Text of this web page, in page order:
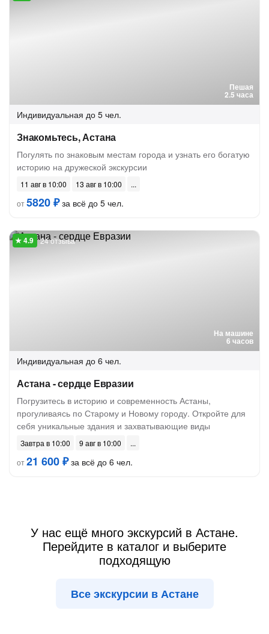
Пешая
2.5 часа
Индивидуальная до 5 чел.
Знакомьтесь, Астана
Погулять по знаковым местам города и узнать его богатую
историю на дружеской экскурсии
11 авг в 10:00
13 авг в 10:00
от5820 ₽за всё до 5 чел.
На машине
6 часов
24 отзыва
Индивидуальная до 6 чел.
Астана - сердце Евразии
Погрузитесь в историю и современность Астаны,
прогуливаясь по Старому и Новому городу. Откройте для
себя уникальные здания и захватывающие виды
Завтра в 10:00
9 авг в 10:00
от21 600 ₽за всё до 6 чел.
У нас ещё много экскурсий в Астане.
Перейдите в каталог и выберите
подходящую
Все экскурсии в Астане